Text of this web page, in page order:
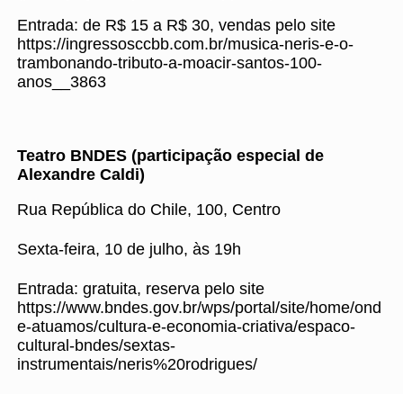
Entrada: de R$ 15 a R$ 30, vendas pelo site
https://ingressosccbb.com.br/musica-neris-e-o-
trambonando-tributo-a-moacir-santos-100-
anos__3863
Teatro BNDES (participação especial de
Alexandre Caldi)
Rua República do Chile, 100, Centro
Sexta-feira, 10 de julho, às 19h
Entrada: gratuita, reserva pelo site
https://www.bndes.gov.br/wps/portal/site/home/ond
e-atuamos/cultura-e-economia-criativa/espaco-
cultural-bndes/sextas-
instrumentais/neris%20rodrigues/